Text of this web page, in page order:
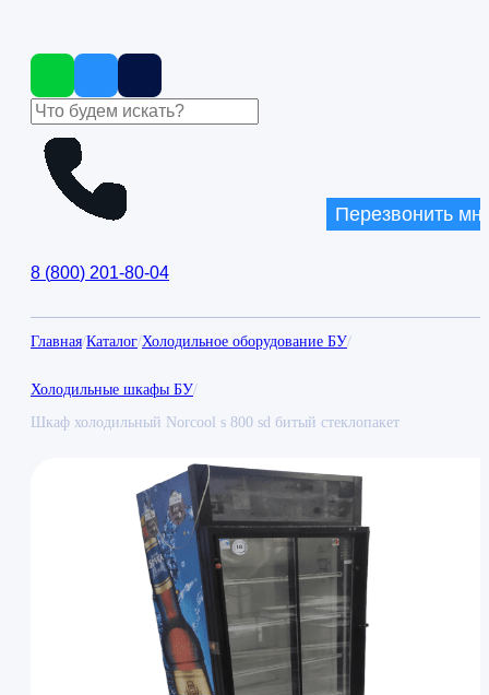
8 (800) 201-80-04
Перезвонить
Главная/Каталог/Холодильное оборудование БУ/
Холодильные шкафы БУ/
Шкаф холодильный Norcool s 800 sd битый стеклопакет